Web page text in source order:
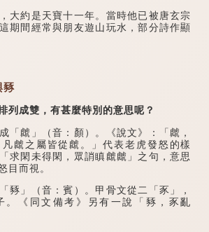
約是天寶十一年。當時他已被唐玄宗
期間經常與朋友遊山玩水，部分詩作顯
豩
成雙，有甚麼特別的意思呢？
虤」（音：顏）。《說文》：「虤，
虤之屬皆從虤。」代表老虎發怒的樣
求閑未得閑，眾誚瞋虤虤」之句，意思
怒目而視。
」（音：賓）。甲骨文從二「豕」，
。《同文備考》另有一說「豩，豕亂